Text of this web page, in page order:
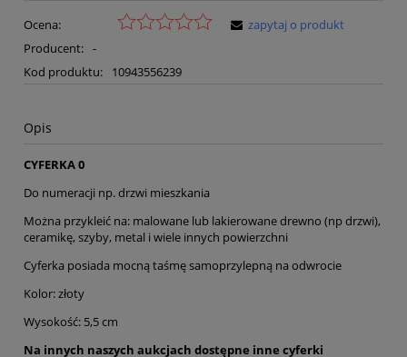
Ocena:
Producent: -
Kod produktu:
10943556239
zapytaj o produkt
Opis
CYFERKA 0
Do numeracji np. drzwi mieszkania
Można przykleić na: malowane lub lakierowane drewno (np drzwi),
ceramikę, szyby, metal i wiele innych powierzchni
Cyferka posiada mocną taśmę samoprzylepną na odwrocie
Kolor: złoty
Wysokość: 5,5 cm
Na innych naszych aukcjach dostępne inne cyferki